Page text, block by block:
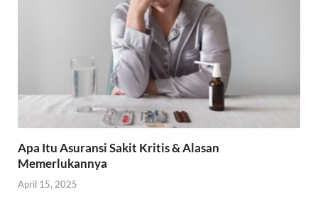
Apa Itu Asuransi Sakit Kritis & Alasan
Memerlukannya
April 15, 2025